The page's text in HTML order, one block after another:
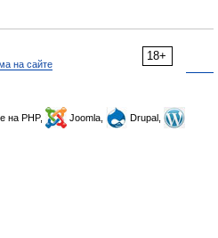
18+
на сайте
на PHP, Joomla,
Drupal,